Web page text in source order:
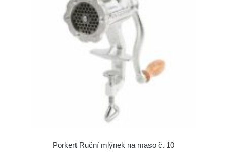
Porkert Ruční mlýnek na maso č. 10